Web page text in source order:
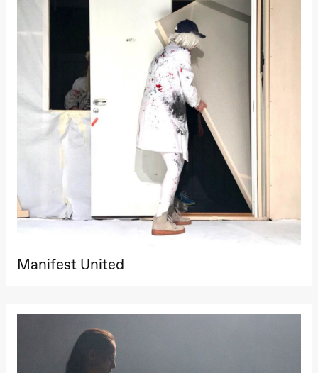
Manifest United